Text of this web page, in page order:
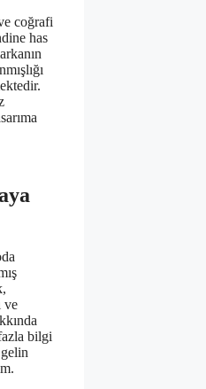
coğrafi
has
ve
bilgi